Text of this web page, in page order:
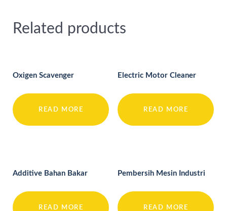
Related products
Oxigen Scavenger
READ MORE
Electric Motor Cleaner
READ MORE
Additive Bahan Bakar
READ MORE
Pembersih Mesin Industri
READ MORE